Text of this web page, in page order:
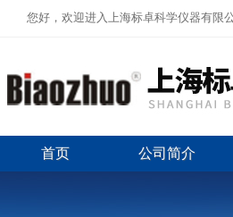
您好，欢迎进入上海标卓科学仪器有限
首页 公司简介